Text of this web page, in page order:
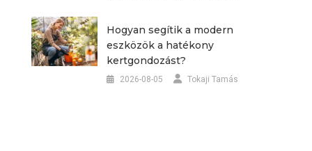
Hogyan segítik a modern
eszközök a hatékony
kertgondozást?
2026-08-05 Tokaji Tamás